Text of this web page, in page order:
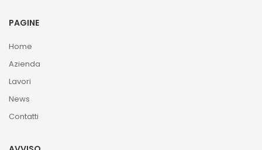
PAGINE
Home
Azienda
Lavori
News
Contatti